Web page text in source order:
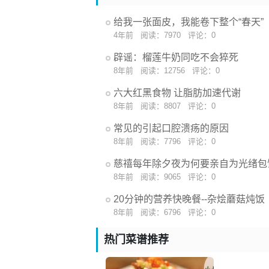
给我一张面皮，我能卷下整个“春天”
4年前 阅读：7970 评论：0
辟谣：榴莲牛奶同吃不会猝死
8年前 阅读：12756 评论：0
六大红黑食物 让脂肪加速代谢
8年前 阅读：8807 评论：0
常见的引起口腔溃疡的原因
8年前 阅读：7796 评论：0
慈禧每年除夕夜为何要亲自为光绪
8年前 阅读：9065 评论：0
20分钟的营养快晚餐--杂烩蘑菇炖饭
8年前 阅读：6796 评论：0
热门菜谱推荐